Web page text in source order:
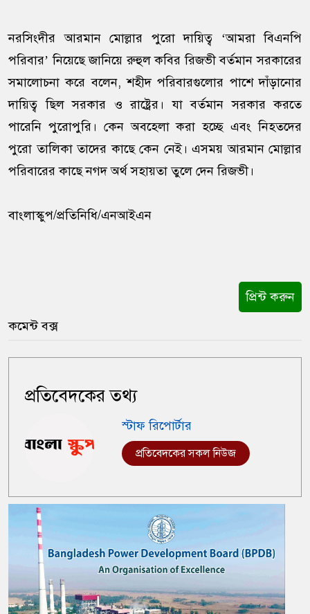
নরসিংদীর আরমান মোল্লার পুরো দায়িত্ব ‘আমরা বিএনপি
পরিবার’ নিয়েছে জানিয়ে রুহুল কবির রিজভী বর্তমান সরকারের
সমালোচনা করে বলেন, শহীদ পরিবারগুলোর পাশে দাঁড়ানোর
দায়িত্ব ছিল সরকার ও রাষ্ট্রের। যা বর্তমান সরকার করতে
পারেনি পুরোপুরি। কেন অবহেলা করা হচ্ছে এবং নিহতদের
পুরো তালিকা তাদের কাছে কেন নেই। এসময় আরমান মোল্লার
পরিবারের কাছে নগদ অর্থ সহায়তা তুলে দেন রিজভী।
বাংলাস্কুপ/প্রতিনিধি/এনআইএন
প্রিন্ট করুন
কমেন্ট বক্স
প্রতিবেদকের তথ্য
স্টাফ রিপোর্টার
প্রতিবেদকের সকল নিউজ